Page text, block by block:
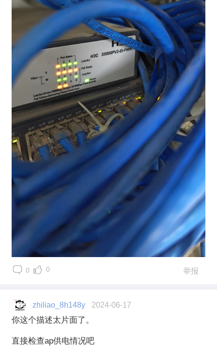
0 0 举报
zhiliao_8h148y 2024-06-17
你这个描述太片面了。
直接检查ap供电情况吧